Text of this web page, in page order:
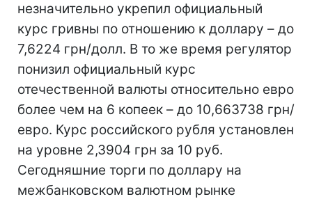
незначительно укрепил официальный
курс гривны по отношению к доллару – до
7,6224 грн/долл. В то же время регулятор
понизил официальный курс
отечественной валюты относительно евро
более чем на 6 копеек – до 10,663738 грн/
евро. Курс российского рубля установлен
на уровне 2,3904 грн за 10 руб.
Сегодняшние торги по доллару на
межбанковском валютном рынке